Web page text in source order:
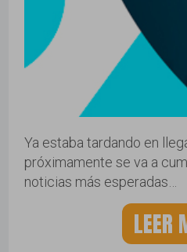
Ya estaba tardando en
próximamente se va a
noticias más esperadas…
LEER